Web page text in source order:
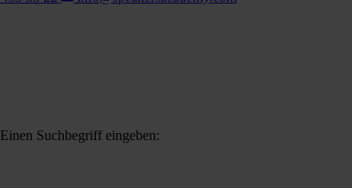
Einen Suchbegriff eingeben: